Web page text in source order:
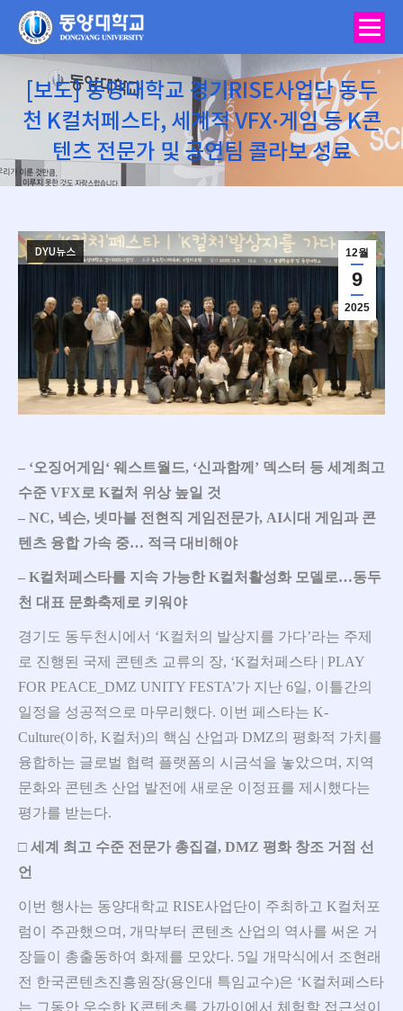
[보도] 동양대학교 경기RISE사업단 동두
천 K컬처페스타, 세계적 VFX·게임 등 K콘
텐츠 전문가 및 공연팀 콜라보 성료
You are here:
12월
9
2025
DYU뉴스
– ‘오징어게임 ‘ 웨스트월드, ‘신과함께 ’ 덱스터 등 세계최고
수준 VFX 로 K컬처 위상 높일 것
– NC, 넥슨, 넷마블 전현직 게임전문가, AI시대 게임과 콘
텐츠 융합 가속 중… 적극 대비해야
– K컬처페스타를 지속 가능한K컬처활성화 모델로…동두
천 대표 문화축제로 키워야
경기도 동두천시에서 ‘K컬처의 발상지를 가다’라는 주제
로 진행된 국제 콘텐츠 교류의 장, ‘K컬처페스타 | PLAY
FOR PEACE_DMZ UNITY FESTA’가 지난 6일, 이틀간의
일정을 성공적으로 마무리했다. 이번 페스타는 K-
Culture(이하, K컬처)의 핵심 산업과 DMZ의 평화적 가치를
융합하는 글로벌 협력 플랫폼의 시금석을 놓았으며, 지역
문화와 콘텐츠 산업 발전에 새로운 이정표를 제시했다는
평가를 받는다.
□ 세계 최고 수준 전문가 총집결, DMZ 평화 창조 거점 선
언
이번 행사는 동양대학교 RISE사업단이 주최하고 K컬처포
럼이 주관했으며, 개막부터 콘텐츠 산업의 역사를 써온 거
장들이 총출동하여 화제를 모았다. 5일 개막식에서 조현래
전 한국콘텐츠진흥원장(용인대 특임교수)은 ‘K컬처페스타
는 그동안 우수한 K콘텐츠를 가까이에서 체험할 접근성이